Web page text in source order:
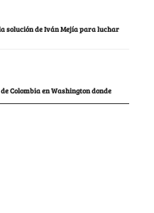
solución de Iván Mejía para luchar
Colombia en Washington donde